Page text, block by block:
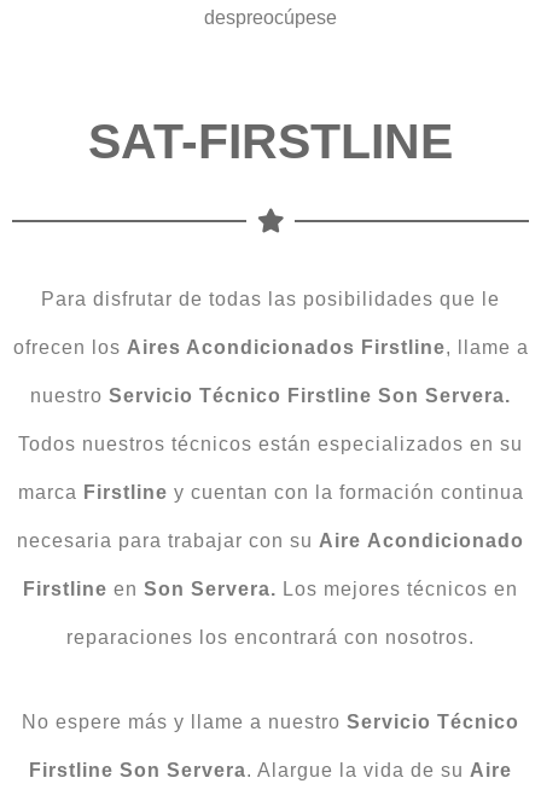
despreocúpese
SAT-FIRSTLINE
Para disfrutar de todas las posibilidades que le
ofrecen los Aires Acondicionados Firstline, llame a
nuestro Servicio Técnico Firstline Son Servera.
Todos nuestros técnicos están especializados en su
marca Firstline y cuentan con la formación continua
necesaria para trabajar con su Aire Acondicionado
Firstline en Son Servera. Los mejores técnicos en
reparaciones los encontrará con nosotros.
No espere más y llame a nuestro Servicio Técnico
Firstline Son Servera. Alargue la vida de su Aire